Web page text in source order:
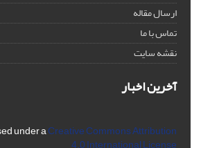
ارسال مقاله
تماس با ما
نقشه سایت
آخرین اخبار
under aCreative Commons Attribution